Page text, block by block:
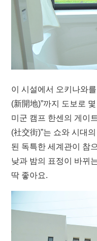
이 시설에서 오키나와
(新開地)”까지 도보로
미군 캠프 한센의 게이
(社交街)”는 쇼와 시대
된 독특한 세계관이 참
낮과 밤의 표정이 바뀌
딱 좋아요.